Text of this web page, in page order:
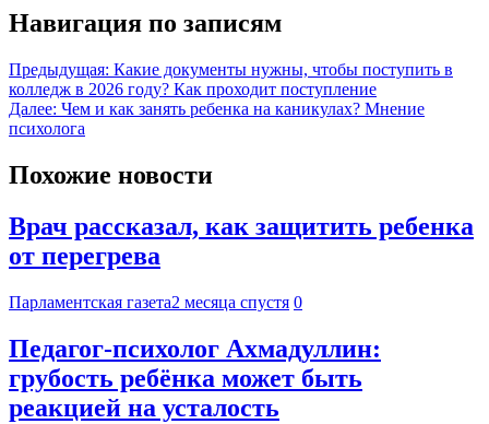
Навигация по записям
Предыдущая: Какие документы нужны, чтобы поступить в
колледж в 2026 году? Как проходит поступление
Далее: Чем и как занять ребенка на каникулах? Мнение
психолога
Похожие новости
Врач рассказал, как защитить ребенка
от перегрева
Парламентская газета2 месяца спустя 0
Педагог-психолог Ахмадуллин:
грубость ребёнка может быть
реакцией на усталость